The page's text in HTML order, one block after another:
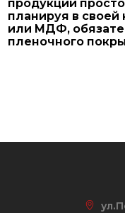
продукции
планируя в
или МДФ,
пленочного